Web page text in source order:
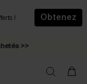
!
Obtenez
>>
>>